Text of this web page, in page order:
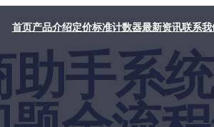
首页产品介绍定价标准计数器最新资讯联系我
手系